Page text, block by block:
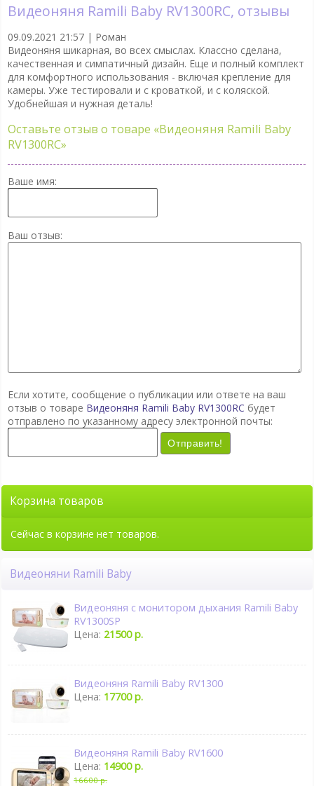
Видеоняня Ramili Baby RV1300RC, отзывы
09.09.2021 21:57 | Роман
Видеоняня шикарная, во всех смыслах. Классно сделана,
качественная и симпатичный дизайн. Еще и полный комплект
для комфортного использования - включая крепление для
камеры. Уже тестировали и с кроваткой, и с коляской.
Удобнейшая и нужная деталь!
Оставьте отзыв о товаре «Видеоняня Ramili Baby
RV1300RC»
Ваше имя:
Ваш отзыв:
Если хотите, сообщение о публикации или ответе на ваш
отзыв о товаре Видеоняня Ramili Baby RV1300RC будет
отправлено по указанному адресу электронной почты:
Отправить!
Корзина товаров
Сейчас в корзине нет товаров.
Видеоняни Ramili Baby
Видеоняня с монитором дыхания Ramili Baby
RV1300SP
Цена: 21500 р.
Видеоняня Ramili Baby RV1300
Цена: 17700 р.
Видеоняня Ramili Baby RV1600
Цена: 14900 р.
16600 р.